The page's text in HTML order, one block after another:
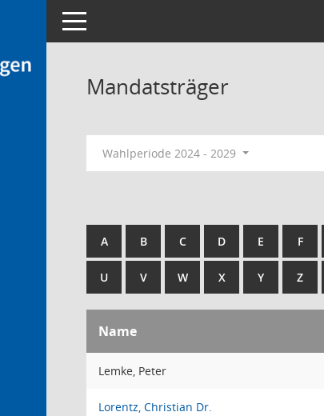
Toggle navigation
Mandatsträger
Wahlperiode 2024 - 2029
A B C D E F
U V W X Y Z
Name
Lemke, Peter
Lorentz, Christian Dr.